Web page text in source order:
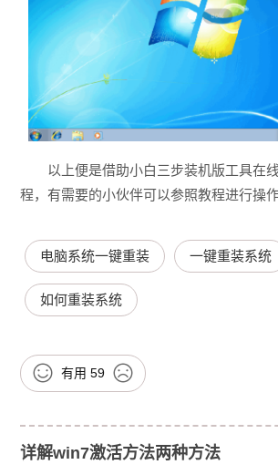
以上便是借助小白三步装机版工具在
程，有需要的小伙伴可以参照教程进行操作
电脑系统一键重装 一键重装系统
如何重装系统
有用 59
详解win7激活方法两种方法